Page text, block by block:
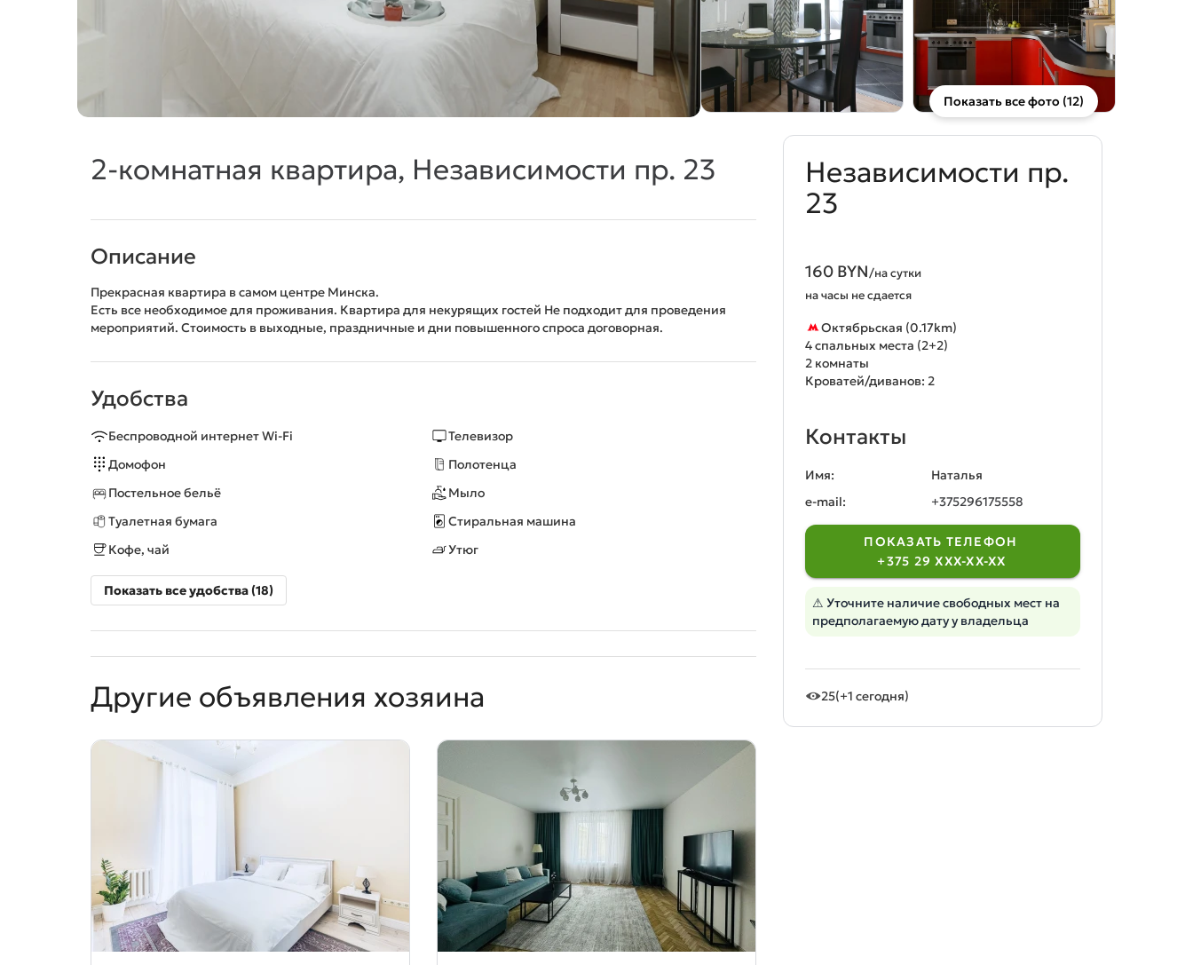
Показать все фото (12)
2-комнатная квартира, Независимости пр. 23
Описание
Прекрасная квартира в самом центре Минска.
Есть все необходимое для проживания. Квартира для некурящих гостей Не подходит для проведения
мероприятий. Стоимость в выходные, праздничные и дни повышенного спроса договорная.
Удобства
Беспроводной интернет Wi-Fi
Телевизор
Домофон
Полотенца
Постельное бельё
Мыло
Туалетная бумага
Стиральная машина
Кофе, чай
Утюг
Показать все удобства (18)
Другие объявления хозяина
Независимости пр.
23
160 BYN/на сутки
на часы не сдается
Октябрьская (0.17km)
4 спальных места (2+2)
2 комнаты
Кроватей/диванов: 2
Контакты
Имя:
Наталья
e-mail:
+375296175558
ПОКАЗАТЬ ТЕЛЕФОН
+375 29 XXX-XX-XX
⚠ Уточните наличие свободных мест на
предполагаемую дату у владельца
25(+1 сегодня)